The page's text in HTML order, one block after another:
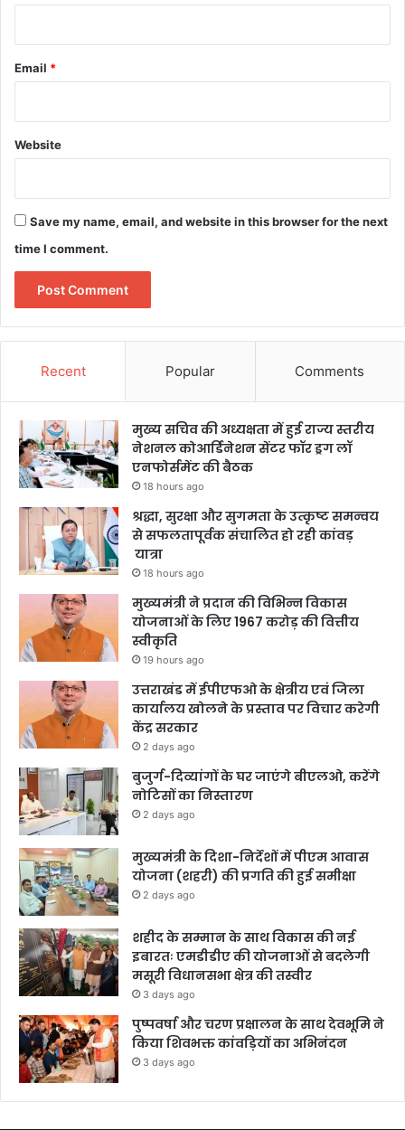
Email *
Website
Save my name, email, and website in this browser for the next
time I comment.
Recent Popular Comments
मुख्य सचिव की अध्यक्षता में हुई राज्य स्तरीय
नेशनल कोआर्डिनेशन सेंटर फॉर ड्रग लॉ
एनफोर्समेंट की बैठक
18 hours ago
श्रद्धा, सुरक्षा और सुगमता के उत्कृष्ट समन्वय
से सफलतापूर्वक संचालित हो रही कांवड़
यात्रा
18 hours ago
मुख्यमंत्री ने प्रदान की विभिन्न विकास
योजनाओं के लिए 1967 करोड़ की वित्तीय
स्वीकृति
19 hours ago
उत्तराखंड में ईपीएफओ के क्षेत्रीय एवं जिला
कार्यालय खोलने के प्रस्ताव पर विचार करेगी
केंद्र सरकार
2 days ago
बुजुर्ग-दिव्यांगों के घर जाएंगे बीएलओ, करेंगे
नोटिसों का निस्तारण
2 days ago
मुख्यमंत्री के दिशा-निर्देशों में पीएम आवास
योजना (शहरी) की प्रगति की हुई समीक्षा
2 days ago
शहीद के सम्मान के साथ विकास की नई
इबारतः एमडीडीए की योजनाओं से बदलेगी
मसूरी विधानसभा क्षेत्र की तस्वीर
3 days ago
पुष्पवर्षा और चरण प्रक्षालन के साथ देवभूमि ने
किया शिवभक्त कांवड़ियों का अभिनंदन
3 days ago